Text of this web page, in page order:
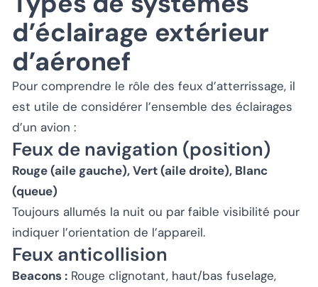
d’éclairage extérieur
d’aéronef
Pour comprendre le rôle des feux d’atterrissage, il
est utile de considérer l’ensemble des éclairages
d’un avion :
Feux de navigation (position)
Rouge (aile gauche), Vert (aile droite), Blanc
(queue)
Toujours allumés la nuit ou par faible visibilité pour
indiquer l’orientation de l’appareil.
Feux anticollision
Beacons : Rouge clignotant, haut/bas fuselage,